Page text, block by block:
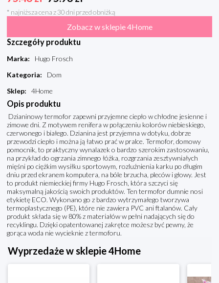
* najniższa cena z 30 dni przed obniżką
Zobacz w sklepie 4Home
Szczegóły produktu
Marka:
Hugo Frosch
Kategoria:
Dom
Sklep: 4Home
Opis produktu
Dzianinowy termofor zapewni przyjemne ciepło w chłodne jesienne i
zimowe dni. Z motywem renifera w połączeniu kolorów niebieskiego,
czerwonego i białego. Dzianina jest przyjemna w dotyku, dobrze
przewodzi ciepło i można ją łatwo prać w pralce. Termofor, domowy
pomocnik, to praktyczny wynalazek o bardzo szerokim zastosowaniu,
na przykład do ogrzania zimnego łóżka, rozgrzania zesztywniałych
mięśni po ciężkim wysiłku sportowym, rozluźnienia karku po długim
dniu przed ekranem komputera, na bóle brzucha, pleców i głowy. Jest
to produkt niemieckiej firmy Hugo Frosch, która szczyci się
maksymalną jakością swoich produktów. Ten termofor dumnie nosi
etykietę ECO. Wykonano go z bardzo wytrzymałego tworzywa
termoplastycznego (PE), które nie zawiera PVC ani ftalanów. Cały
produkt składa się w 80% z materiałów w pełni nadających się do
recyklingu. Dzięki opatentowanej zakrętce możesz być pewny, że
gorąca woda nie wycieknie z termoforu.
Wyprzedaże w sklepie 4Home